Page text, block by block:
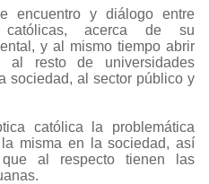
encuentro y diálogo entre
católicas, acerca de su
y al mismo tiempo abrir
resto de universidades
sociedad, al sector público y
católica la problemática
misma en la sociedad, así
al respecto tienen las